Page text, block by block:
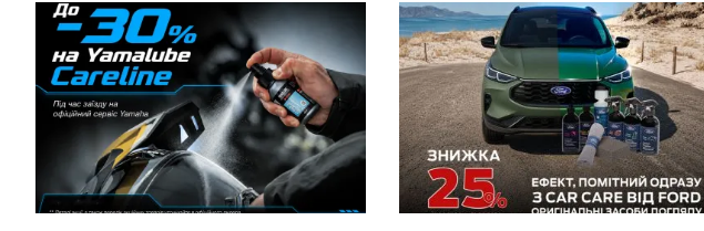
Вакансии
VIDI Карьера
Контакты